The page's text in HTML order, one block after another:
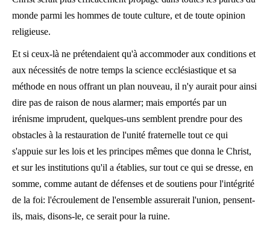
monde parmi les hommes de toute culture, et de toute opinion
religieuse.
Et si ceux-là ne prétendaient qu'à accommoder aux conditions et
aux nécessités de notre temps la science ecclésiastique et sa
méthode en nous offrant un plan nouveau, il n'y aurait pour ainsi
dire pas de raison de nous alarmer; mais emportés par un
irénisme imprudent, quelques-uns semblent prendre pour des
obstacles à la restauration de l'unité fraternelle tout ce qui
s'appuie sur les lois et les principes mêmes que donna le Christ,
et sur les institutions qu'il a établies, sur tout ce qui se dresse, en
somme, comme autant de défenses et de soutiens pour l'intégrité
de la foi: l'écroulement de l'ensemble assurerait l'union, pensent-
ils, mais, disons-le, ce serait pour la ruine.